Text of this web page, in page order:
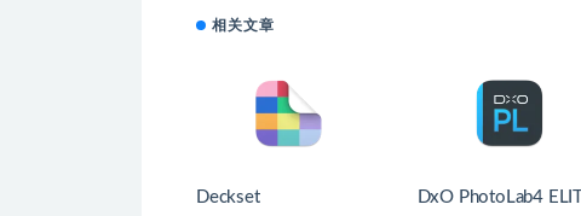
相关文章
Deckset
DxO PhotoLab4